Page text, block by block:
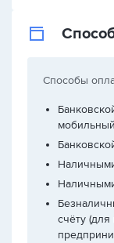
Способы
счёту